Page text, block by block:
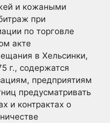
и кожаными
при
по торговле
акте
в Хельсинки,
г., содержатся
предприятиям
предусматривать
и контрактах о